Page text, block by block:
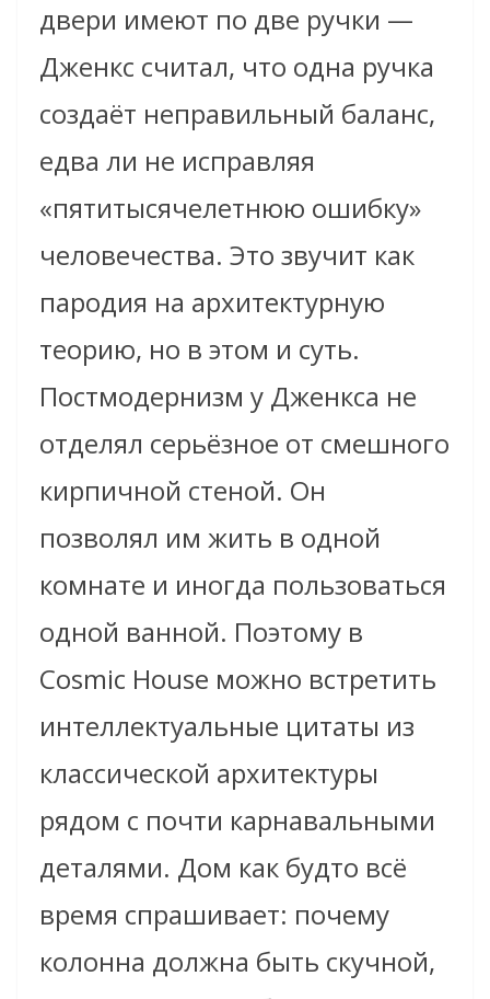
двери имеют по две ручки —
Дженкс считал, что одна ручка
создаёт неправильный баланс,
едва ли не исправляя
«пятитысячелетнюю ошибку»
человечества. Это звучит как
пародия на архитектурную
теорию, но в этом и суть.
Постмодернизм у Дженкса не
отделял серьёзное от смешного
кирпичной стеной. Он
позволял им жить в одной
комнате и иногда пользоваться
одной ванной. Поэтому в
Cosmic House можно встретить
интеллектуальные цитаты из
классической архитектуры
рядом с почти карнавальными
деталями. Дом как будто всё
время спрашивает: почему
колонна должна быть скучной,